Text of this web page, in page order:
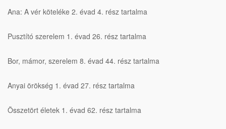
Ana: A vér köteléke 2. évad 4. rész tartalma
Pusztító szerelem 1. évad 26. rész tartalma
Bor, mámor, szerelem 8. évad 44. rész tartalma
Anyai örökség 1. évad 27. rész tartalma
Összetört életek 1. évad 62. rész tartalma